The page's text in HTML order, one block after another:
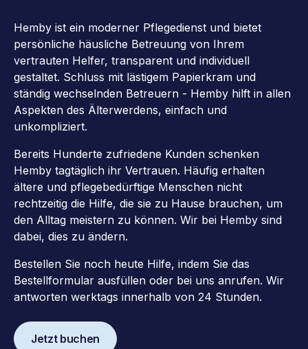
Hemby ist ein moderner Pflegedienst und bietet
persönliche häusliche Betreuung von Ihrem
vertrauten Helfer, transparent und individuell
gestaltet. Schluss mit lästigem Papierkram und
ständig wechselnden Betreuern - Hemby hilft in allen
Aspekten des Älterwerdens, einfach und
unkompliziert.
Bereits Hunderte zufriedene Kunden schenken
Hemby tagtäglich ihr Vertrauen. Häufig erhalten
ältere und pflegebedürftige Menschen nicht
rechtzeitig die Hilfe, die sie zu Hause brauchen, um
den Alltag meistern zu können. Wir bei Hemby sind
dabei, dies zu ändern.
Bestellen Sie noch heute Hilfe, indem Sie das
Bestellformular ausfüllen oder bei uns anrufen. Wir
antworten werktags innerhalb von 24 Stunden.
Jetzt buchen